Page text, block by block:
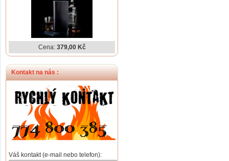
Cena: 379,00 Kč
Kontakt na nás :
Váš kontakt (e-mail nebo telefon):